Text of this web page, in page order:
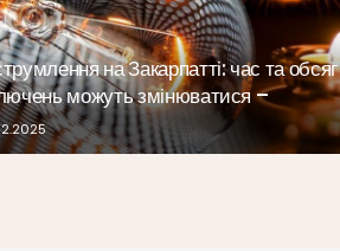
на Закарпатті: час та обсяг
можуть змінюватися –